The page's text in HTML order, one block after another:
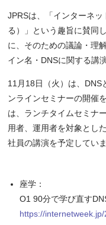
JPRSは、「インターネ
る）」という趣旨に賛同
に、そのための議論・理
イン名・DNSに関する講
11月18日（火）は、DNS
ンラインセミナーの開催
は、ランチタイムセミナ
用者、運用者を対象とし
社員の講演を予定していま
座学：
O1 90分で学び直す
https://